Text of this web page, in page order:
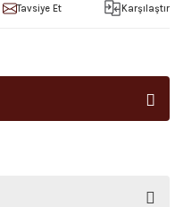
Tavsiye Et Karşılaştır